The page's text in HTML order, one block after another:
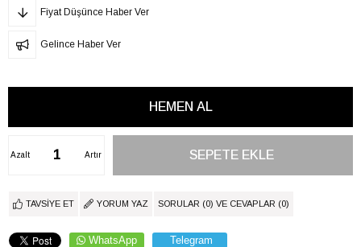
Fiyat Düşünce Haber Ver
Gelince Haber Ver
Artır
Azalt
TAVSIYE ET YORUM YAZ SORULAR (0) VE CEVAPLAR (0)
WhatsApp Telegram